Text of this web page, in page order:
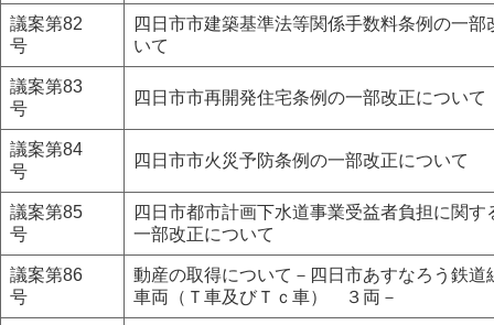
議案第82
号
四日市市建築基準法等関係手数料条例の一部
いて
議案第83
号
四日市市再開発住宅条例の一部改正について
議案第84
号
四日市市火災予防条例の一部改正について
議案第85
号
四日市都市計画下水道事業受益者負担に関す
一部改正について
議案第86
号
動産の取得について－四日市あすなろう鉄
車両（Ｔ車及びＴｃ車） ３両－